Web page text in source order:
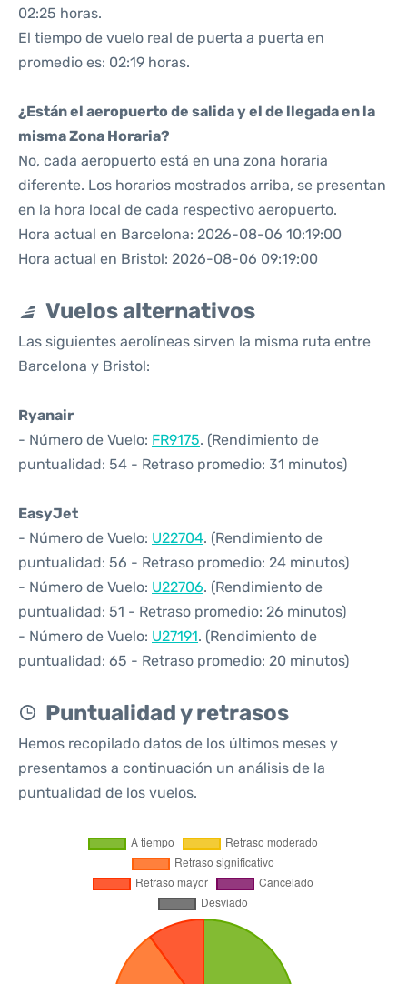
02:25 horas.
El tiempo de vuelo real de puerta a puerta en
promedio es: 02:19 horas.
¿Están el aeropuerto de salida y el de llegada en la
misma Zona Horaria?
No, cada aeropuerto está en una zona horaria
diferente. Los horarios mostrados arriba, se presentan
en la hora local de cada respectivo aeropuerto.
Hora actual en Barcelona: 2026-08-06 10:19:00
Hora actual en Bristol: 2026-08-06 09:19:00
Vuelos alternativos
Las siguientes aerolíneas sirven la misma ruta entre
Barcelona y Bristol:
Ryanair
- Número de Vuelo: FR9175. (Rendimiento de
puntualidad: 54 - Retraso promedio: 31 minutos)
EasyJet
- Número de Vuelo: U22704. (Rendimiento de
puntualidad: 56 - Retraso promedio: 24 minutos)
- Número de Vuelo: U22706. (Rendimiento de
puntualidad: 51 - Retraso promedio: 26 minutos)
- Número de Vuelo: U27191. (Rendimiento de
puntualidad: 65 - Retraso promedio: 20 minutos)
Puntualidad y retrasos
Hemos recopilado datos de los últimos meses y
presentamos a continuación un análisis de la
puntualidad de los vuelos.